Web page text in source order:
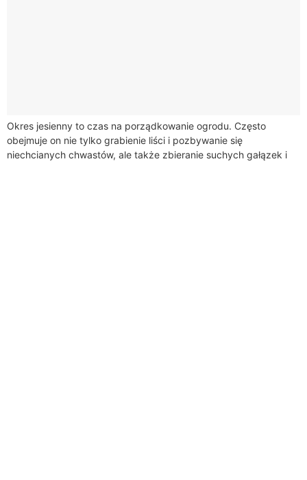
Okres jesienny to czas na porządkowanie ogrodu. Często
obejmuje on nie tylko grabienie liści i pozbywanie się
niechcianych chwastów, ale także zbieranie suchych gałązek i